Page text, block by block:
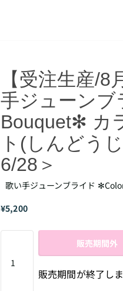
【受注生産/8
手ジューン
Bouquet✻ カ
ト(しんどう
6/28＞
歌い手ジューンブライド
¥5,200
販売期間外
販売期間が終了しま